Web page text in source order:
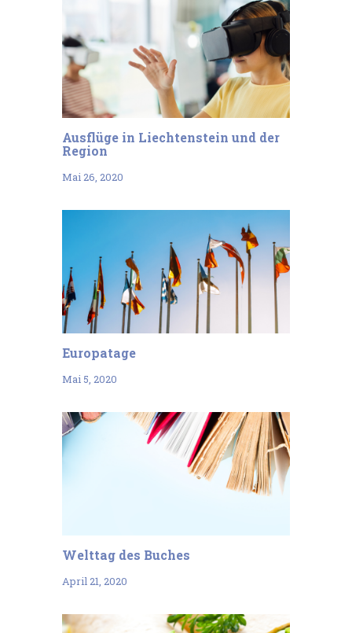
Ausflüge in Liechtenstein und der
Region
Mai 26, 2020
Europatage
Mai 5, 2020
Welttag des Buches
April 21, 2020